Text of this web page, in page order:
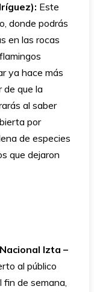
Este
donde podrás
en las rocas
ya hace más
de que la
al saber
por
de especies
que dejaron
Izta –
al público
fin de semana,